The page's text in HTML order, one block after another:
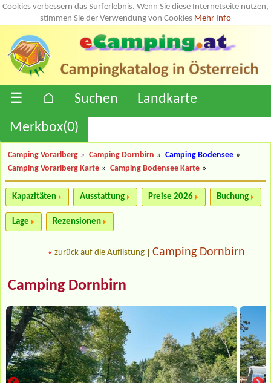
Cookies verbessern das Surferlebnis. Wenn Sie diese Internetseite nutzen,
stimmen Sie der Verwendung von Cookies Mehr Info
☰ ⌂ Suchen
Landkarte
Merkbox(0)
Camping Vorarlberg » Camping Dornbirn » Camping Bodensee »
Camping Vorarlberg Karte » Camping Bodensee Karte »
Kapazitäten Ausstattung Preise 2026 Buchung
Lage Rezensionen
« zurück auf die Auflistung Camping Dornbirn
Camping Dornbirn